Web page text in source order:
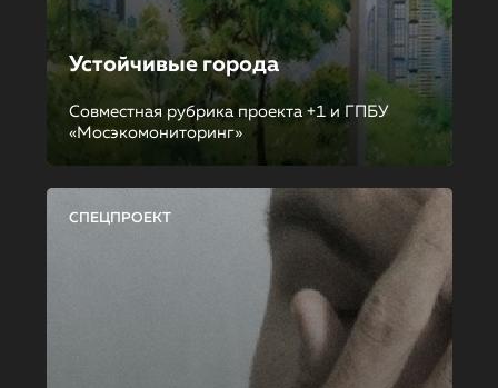
Устойчивые города
Совместная рубрика проекта +1 и ГПБУ
«Мосэкомониторинг»
СПЕЦПРОЕКТ